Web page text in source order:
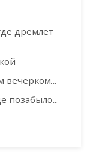
дремлет
позабыло...